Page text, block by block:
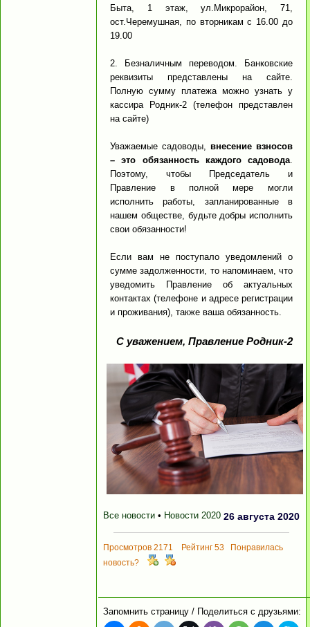
Быта, 1 этаж, ул.Микрорайон, 71,
ост.Черемушная, по вторникам с 16.00 до
19.00
2. Безналичным переводом. Банковские
реквизиты представлены на сайте.
Полную сумму платежа можно узнать у
кассира Родник-2 (телефон представлен
на сайте)
Уважаемые садоводы, внесение взносов
– это обязанность каждого садовода.
Поэтому, чтобы Председатель и
Правление в полной мере могли
исполнить работы, запланированные в
нашем обществе, будьте добры исполнить
свои обязанности!
Если вам не поступало уведомлений о
сумме задолженности, то напоминаем, что
уведомить Правление об актуальных
контактах (телефоне и адресе регистрации
и проживания), также ваша обязанность.
С уважением, Правление Родник-2
Все новости • Новости 2020 26 августа 2020
Просмотров 2171 Рейтинг 53 Понравилась
новость?
Запомнить страницу / Поделиться с друзьями: